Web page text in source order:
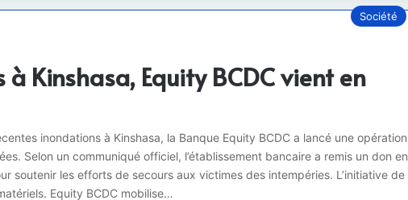
Société
à Kinshasa, Equity BCDC vient en
inondations à Kinshasa, la Banque Equity BCDC a lancé une opération
Selon un communiqué officiel, l’établissement bancaire a remis un don en
soutenir les efforts de secours aux victimes des intempéries. L’initiative de
Equity BCDC mobilise…